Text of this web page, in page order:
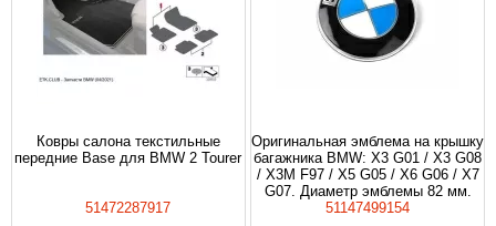
Ковры салона текстильные
передние Base для BMW 2 Tourer
51472287917
Оригинальная эмблема на крышку
багажника BMW: X3 G01 / X3 G08
/ X3M F97 / X5 G05 / X6 G06 / X7
G07. Диаметр эмблемы 82 мм.
51147499154